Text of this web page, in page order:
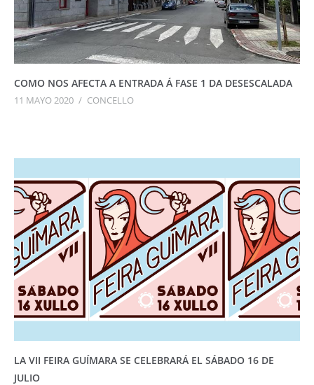
COMO NOS AFECTA A ENTRADA Á FASE 1 DA DESESCALADA
11 MAYO 2020 / CONCELLO
LA VII FEIRA GUÍMARA SE CELEBRARÁ EL SÁBADO 16 DE
JULIO